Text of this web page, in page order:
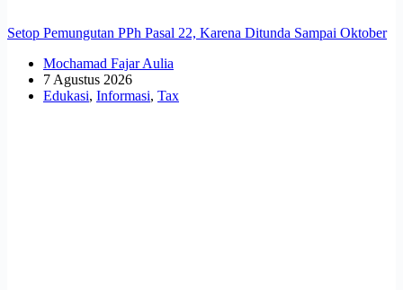
Setop Pemungutan PPh Pasal 22, Karena Ditunda Sampai Oktober
Mochamad Fajar Aulia
7 Agustus 2026
Edukasi, Informasi, Tax